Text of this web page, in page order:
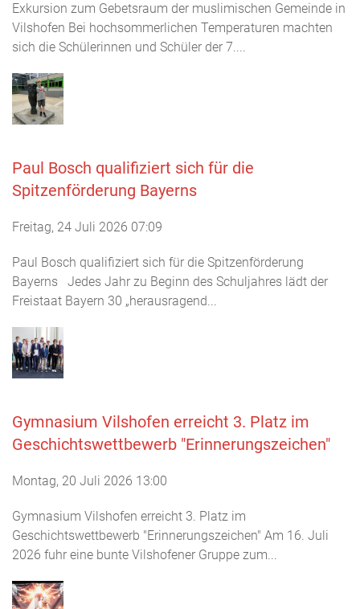
Exkursion zum Gebetsraum der muslimischen Gemeinde in
Vilshofen Bei hochsommerlichen Temperaturen machten
sich die Schülerinnen und Schüler der 7....
Paul Bosch qualifiziert sich für die
Spitzenförderung Bayerns
Freitag, 24 Juli 2026 07:09
Paul Bosch qualifiziert sich für die Spitzenförderung
Bayerns Jedes Jahr zu Beginn des Schuljahres lädt der
Freistaat Bayern 30 „herausragend...
Gymnasium Vilshofen erreicht 3. Platz im
Geschichtswettbewerb "Erinnerungszeichen"
Montag, 20 Juli 2026 13:00
Gymnasium Vilshofen erreicht 3. Platz im
Geschichtswettbewerb "Erinnerungszeichen" Am 16. Juli
2026 fuhr eine bunte Vilshofener Gruppe zum...